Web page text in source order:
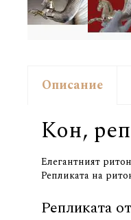
Описание
Кон,
Елегантният
Репликата на
Репликата